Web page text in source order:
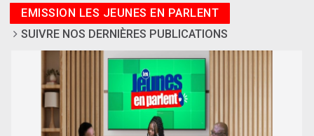
EMISSION LES JEUNES EN PARLENT
SUIVRE NOS DERNIÈRES PUBLICATIONS